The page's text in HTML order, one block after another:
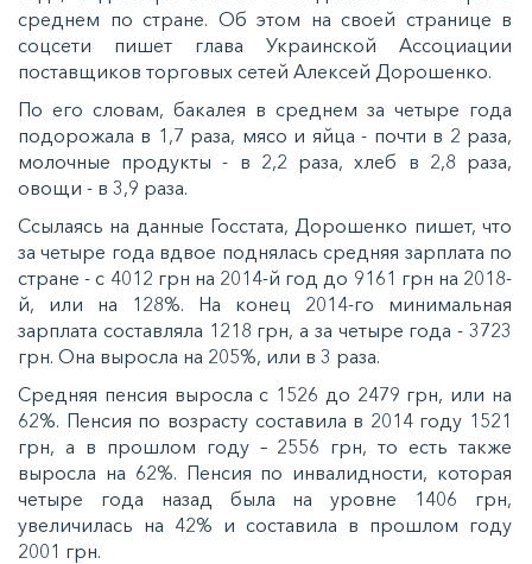
среднем по стране. Об этом на своей странице в
соцсети пишет глава Украинской Ассоциации
поставщиков торговых сетей Алексей Дорошенко.
По его словам, бакалея в среднем за четыре года
подорожала в 1,7 раза, мясо и яйца - почти в 2 раза,
молочные продукты - в 2,2 раза, хлеб в 2,8 раза,
овощи - в 3,9 раза.
Ссылаясь на данные Госстата, Дорошенко пишет, что
за четыре года вдвое поднялась средняя зарплата по
стране - с 4012 грн на 2014-й год до 9161 грн на 2018-
й, или на 128%. На конец 2014-го минимальная
зарплата составляла 1218 грн, а за четыре года - 3723
грн. Она выросла на 205%, или в 3 раза.
Средняя пенсия выросла с 1526 до 2479 грн, или на
62%. Пенсия по возрасту составила в 2014 году 1521
грн, а в прошлом году – 2556 грн, то есть также
выросла на 62%. Пенсия по инвалидности, которая
четыре года назад была на уровне 1406 грн,
увеличилась на 42% и составила в прошлом году
2001 грн.